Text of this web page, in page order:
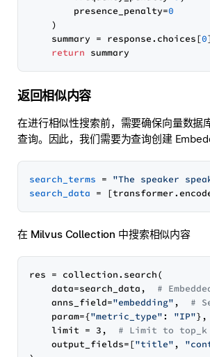
        presence_penalty=
0
    )
    summary = response.choices[
0
return
返回相似内容
在进行相似性搜索前，需要确保向量数据
查询。因此，我们需要为查询创建
search_terms = "The speaker
search_data =
在 Milvus Collection 中搜索相似内容
res = collection.search(
    data=search_data,
#
    anns_field=
"embedding" , #
    param={
"metric_type": "IP"},
    limit = 3,
# Limit to
    output_fields=[
"title" ,